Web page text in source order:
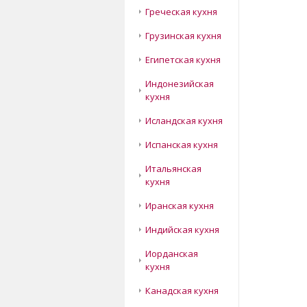
Греческая кухня
Грузинская кухня
Египетская кухня
Индонезийская
кухня
Исландская кухня
Испанская кухня
Итальянская
кухня
Иранская кухня
Индийская кухня
Иорданская
кухня
Канадская кухня